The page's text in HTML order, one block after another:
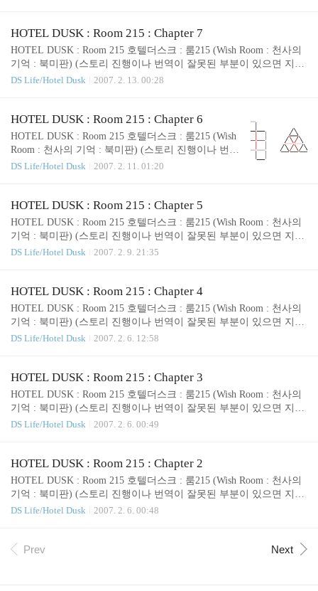
++++++++++++++++++++++++++++++++++++++++++++++++++++
+++++++++++++++++++++++++++++++++++ 카일, 루이에게 가려
고 생각한다. 아이리스가 잃어버렸다는 봉투의 행방도 찾아야겠다
고 생각한다. 누가 가져갔을까...
HOTEL DUSK : Room 215 : Chapter 7
HOTEL DUSK : Room 215 호텔더스크 : 룸215 (Wish Room : 천사의
기억 : 북미판) (스토리 진행이나 번역이 잘못된 부분이 있으면 지적
해주세요.^^ 고칠께요.) 1979년 12월 28일 마지막 금요일 ++++++++
++++++++++++++++++++++++++++++++++++++++++++++++++++
+++++++++++++++++++++++++++++++++++ 카일은 이제 루이와
얘기를 좀더 해볼 생각이다. 바(Bar)로 내려가서 루이를 만나 얘기를
DS Life/Hotel Dusk 2007. 2. 13. 00:28
HOTEL DUSK : Room 215 : Chapter 6
HOTEL DUSK : Room 215 호텔더스크 : 룸215 (Wish
Room : 천사의 기억 : 북미판) (스토리 진행이나 번역
이 잘못된 부분이 있으면 지적해주세요.^^ 고칠께
++++++++++++++++++++++++++++++++++++ Chap
ter 6. (9:00 pm ~ 10:00 pm) +++++++++++++++++++
++++++++++++++++++++++++++++++++++++++++
++++++++++++++++++++++++++++ '9시다... Bar 문
열 시간이군. Angel때문에 머리가 좀 아프군. 술이나
DS Life/Hotel Dusk 2007. 2. 11. 01:20
HOTEL DUSK : Room 215 : Chapter 5
HOTEL DUSK : Room 215 호텔더스크 : 룸215 (Wish Room : 천사의
기억 : 북미판) (스토리 진행이나 번역이 잘못된 부분이 있으면 지적
해주세요.^^ 고칠께요.) 1979년 12월 28일 마지막 금요일 ++++++++
++++++++++++++++++++++++++++++++++++++++++++++++++++
++++++++++++++++++++++++++++++++++ -- 레이첼과의 대화 레
이첼은 Angel Opening a Door 그림에 대해 이 그림은 3년전 뉴욕미술
DS Life/Hotel Dusk 2007. 2. 9. 21:35
HOTEL DUSK : Room 215 : Chapter 4
HOTEL DUSK : Room 215 호텔더스크 : 룸215 (Wish Room : 천사의
기억 : 북미판) (스토리 진행이나 번역이 잘못된 부분이 있으면 지적
해주세요.^^ 고칠께요.) 1979년 12월 28일 마지막 금요일 ++++++++
++++++++++++++++++++++++++++++++++++++++++++++++++++
++++++++++++++++++++++++++++++++++ 드디어 챕터4 돌입! --
장소 : 옥상(Roof) 카일 : (혼잣말로) '이제 천사그림(the angel pati..
DS Life/Hotel Dusk 2007. 2. 6. 12:58
HOTEL DUSK : Room 215 : Chapter 3
HOTEL DUSK : Room 215 호텔더스크 : 룸215 (Wish Room : 천사의
기억 : 북미판) (스토리 진행이나 번역이 잘못된 부분이 있으면 지적
해주세요.^^ 고칠께요.) 1979년 12월 28일 마지막 금요일 ++++++++
++++++++++++++++++++++++++++++++++++++++++++++++++++
++++++++++++++++++++++++++++++++++ -- 레스토랑가서 밥먹
기 6시가 되었으니, 일단 레스토랑엘 가서 밥을 먹자. 맛있게. (여기
서 카일의 다양한 썩소를..
DS Life/Hotel Dusk 2007. 2. 6. 00:49
HOTEL DUSK : Room 215 : Chapter 2
HOTEL DUSK : Room 215 호텔더스크 : 룸215 (Wish Room : 천사의
기억 : 북미판) (스토리 진행이나 번역이 잘못된 부분이 있으면 지적
해주세요.^^ 고칠께요.) 1979년 12월 28일 마지막 금요일 ++++++++
++++++++++++++++++++++++++++++++++++++++++++++++++++
DS Life/Hotel Dusk 2007. 2. 6. 00:48
Prev Next